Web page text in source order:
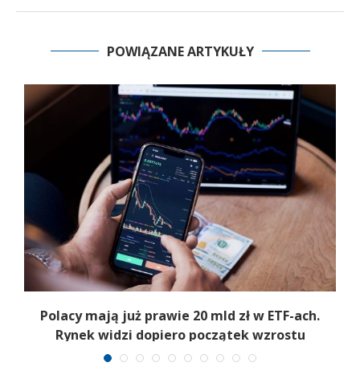
POWIĄZANE ARTYKUŁY
Polacy mają już prawie 20 mld zł w ETF-ach.
Rynek widzi dopiero początek wzrostu